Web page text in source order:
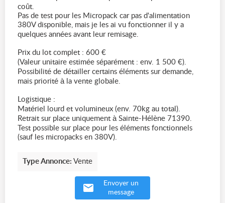
coût.
Pas de test pour les Micropack car pas d'alimentation
380V disponible, mais je les ai vu fonctionner il y a
quelques années avant leur remisage.
Prix du lot complet : 600 €
(Valeur unitaire estimée séparément : env. 1 500 €).
Possibilité de détailler certains éléments sur demande,
mais priorité à la vente globale.
Logistique :
Matériel lourd et volumineux (env. 70kg au total).
Retrait sur place uniquement à Sainte-Hélène 71390.
Test possible sur place pour les éléments fonctionnels
(sauf les micropacks en 380V).
Type Annonce: Vente
Envoyer un
message